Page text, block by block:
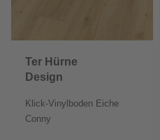
Ter Hürne
Design
Friends
Klick-Vinylboden Eiche
Conny